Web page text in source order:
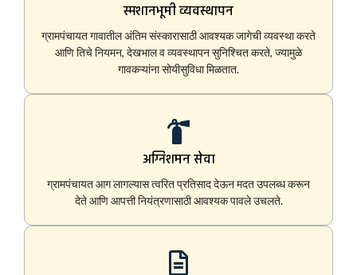
स्मशानभूमी व्यवस्थापन
ग्रामपंचायत गावातील अंतिम संस्कारासाठी आवश्यक जागेची व्यवस्था करते
आणि तिचे नियमन, देखभाल व व्यवस्थापन सुनिश्चित करते, ज्यामुळे
गावकऱ्यांना सोयीसुविधा मिळतात.
अग्निशमन सेवा
ग्रामपंचायत आग लागल्यास त्वरित प्रतिसाद देऊन मदत उपलब्ध करून
देते आणि आपत्ती नियंत्रणासाठी आवश्यक पावले उचलते.